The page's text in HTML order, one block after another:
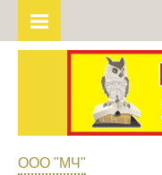
ООО "МЧ"